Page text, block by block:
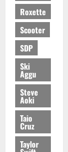
Roxette
Scooter
SDP
Ski
Aggu
Steve
Aoki
Taio
Cruz
Taylor